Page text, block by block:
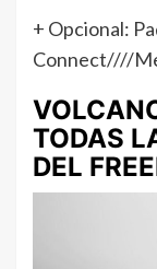
+ Opcional:
Connect////
TODAS
DEL